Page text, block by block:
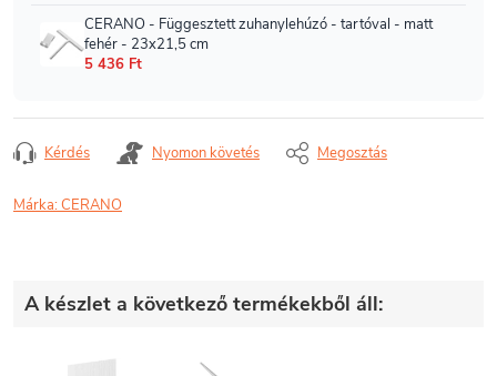
Kérdés Nyomon követés Megosztás
Márka:CERANO
A készlet a következő termékekből áll: